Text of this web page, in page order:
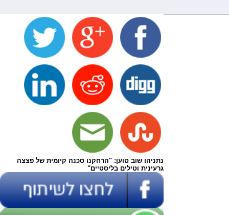
נתניהו שוב טוען: "הרחקנו סכנה קיומית של פצצה
גרעינית וטילים בליסטיים"